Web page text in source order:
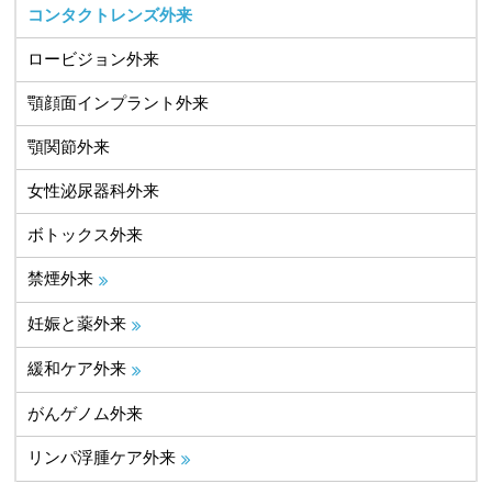
コンタクトレンズ外来
ロービジョン外来
顎顔面インプラント外来
顎関節外来
女性泌尿器科外来
ボトックス外来
禁煙外来
妊娠と薬外来
緩和ケア外来
がんゲノム外来
リンパ浮腫ケア外来